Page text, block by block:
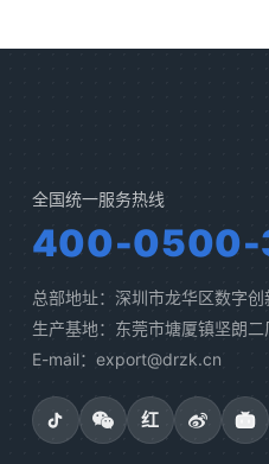
全国统一服务热线
400-0500-
总部地址：深圳市龙华区数字创
生产基地：东莞市塘厦镇坚朗
E-mail：export@drzk.cn
红